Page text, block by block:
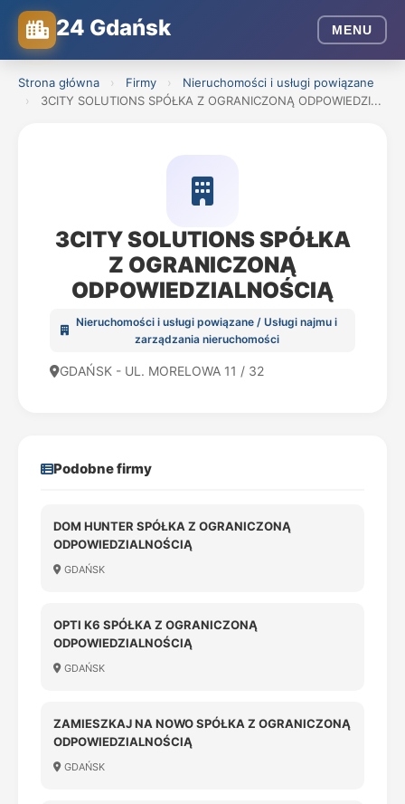
24 Gdańsk MENU
Strona główna › Firmy ›
Nieruchomości i usługi powiązane
›
3CITY SOLUTIONS SPÓŁKA Z OGRANICZONĄ ODPOWIEDZI...
3CITY SOLUTIONS SPÓŁKA
Z OGRANICZONĄ
ODPOWIEDZIALNOŚCIĄ
Nieruchomości i usługi powiązane / Usługi najmu i
zarządzania nieruchomości
GDAŃSK - UL. MORELOWA 11 / 32
Podobne firmy
DOM HUNTER SPÓŁKA Z OGRANICZONĄ
ODPOWIEDZIALNOŚCIĄ
GDAŃSK
OPTI K6 SPÓŁKA Z OGRANICZONĄ
ODPOWIEDZIALNOŚCIĄ
GDAŃSK
ZAMIESZKAJ NA NOWO SPÓŁKA Z OGRANICZONĄ
ODPOWIEDZIALNOŚCIĄ
GDAŃSK